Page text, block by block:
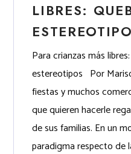
LIBRES:
Para crianzas más
estereotipos Por
fiestas y muchos
que quieren hacerle
de sus familias. En un
paradigma respecto de